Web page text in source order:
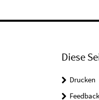
Diese
Drucken
Feedback